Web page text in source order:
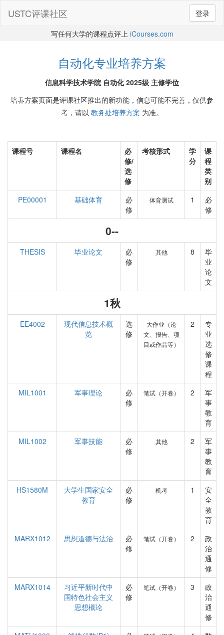
登录
USTC评课社区
写任何大学的课程点评上 iCourses.com
自动化专业培养方案
信息科学技术学院 自动化 2025级 主修学位
培养方案页面是评课社区推出的新功能，信息可能不完善，仅供参
考，请以 教务处培养方案 为准。
课程号 课程名
必
修/
选
修
考核形式
学
分
课
程
类
别
PE00001
基础体育
必
修
体育测试 1
必
修
0--
THESIS 毕业论文
必
修
其他 8
毕
业
论
文
1秋
EE4002
现代信息技术概
览
选
修
大作业（论
文、报告、项
目或作品等）
2
专
业
选
修
课
程
MIL1001
军事理论
必
修
笔试（开卷） 2
军
事
教
育
MIL1002
军事技能
必
修
其他 2
军
事
教
育
HS1580M
大学生国家安全
教育
必
修
机考 1
安
全
教
育
MARX1012
思想道德与法治
必
修
笔试（开卷） 2
政
治
通
修
MARX1014
习近平新时代中
国特色社会主义
思想概论
必
修
笔试（开卷） 3
政
治
通
修